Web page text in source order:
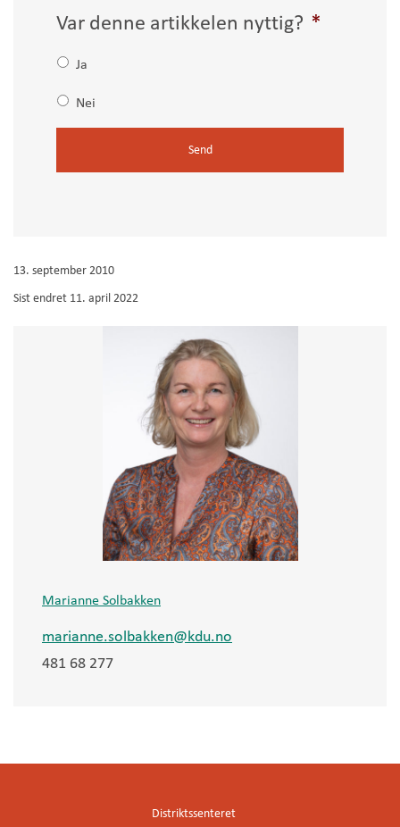
Var denne artikkelen nyttig? *
Ja
Nei
A
H
A
13. september 2010
Sist endret 11. april 2022
Marianne Solbakken
marianne.solbakken@kdu.no
481 68 277
Distriktssenteret